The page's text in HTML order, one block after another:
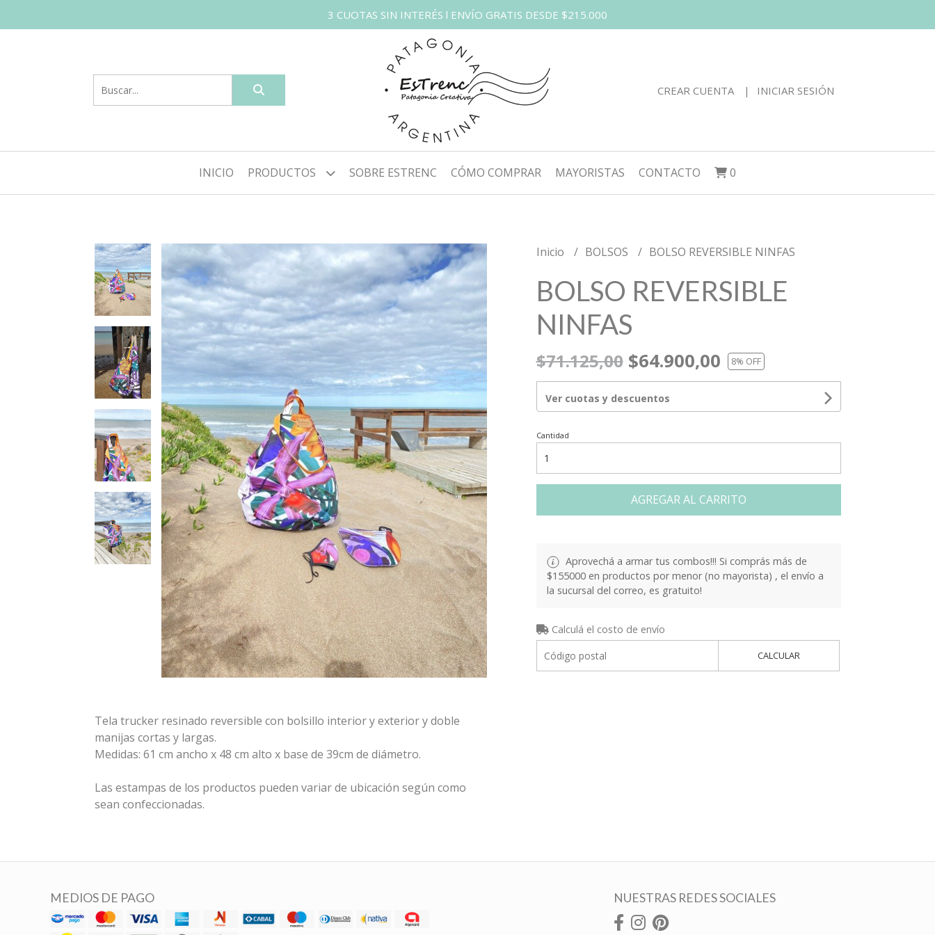
3 CUOTAS SIN INTERÉS l ENVÍO GRATIS DESDE $215.000
CREAR CUENTA INICIAR SESIÓN
INICIO PRODUCTOS SOBRE ESTRENC CÓMO COMPRAR MAYORISTAS CONTACTO 0
Tela trucker resinado reversible con bolsillo interior y exterior y doble
manijas cortas y largas.
Medidas: 61 cm ancho x 48 cm alto x base de 39cm de diámetro.
Las estampas de los productos pueden variar de ubicación según como
sean confeccionadas.
Inicio BOLSOS BOLSO REVERSIBLE NINFAS
BOLSO REVERSIBLE
NINFAS
$71.125,00$64.900,00 8% OFF
Ver cuotas y descuentos
Cantidad
AGREGAR AL CARRITO
Aprovechá a armar tus combos!!! Si comprás más de
$155000 en productos por menor (no mayorista) , el envío a
la sucursal del correo, es gratuito!
Calculá el costo de envío
CALCULAR
MEDIOS DE PAGO NUESTRAS REDES SOCIALES